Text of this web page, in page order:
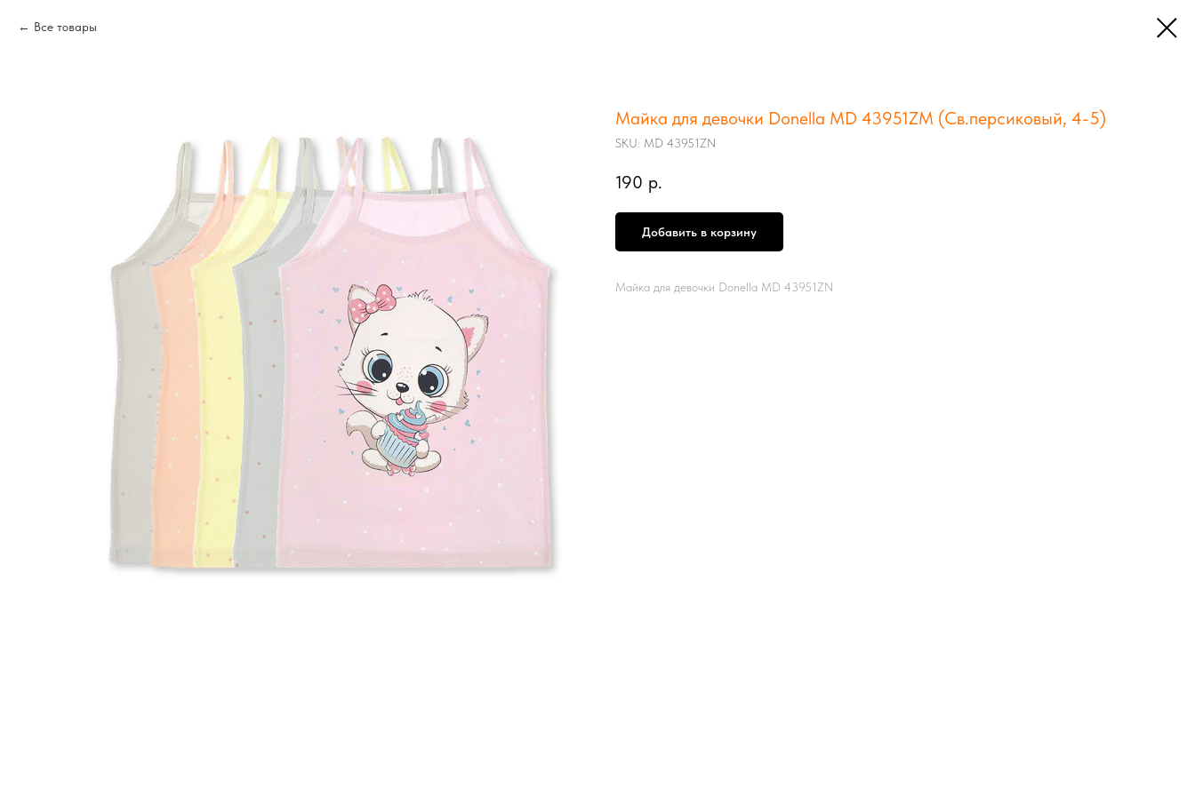
Все товары
Майка для девочки Donella MD 43951ZM (Св.персиковый, 4-5)
SKU: MD 43951ZN
190 р.
Добавить в корзину
Майка для девочки Donella MD 43951ZN